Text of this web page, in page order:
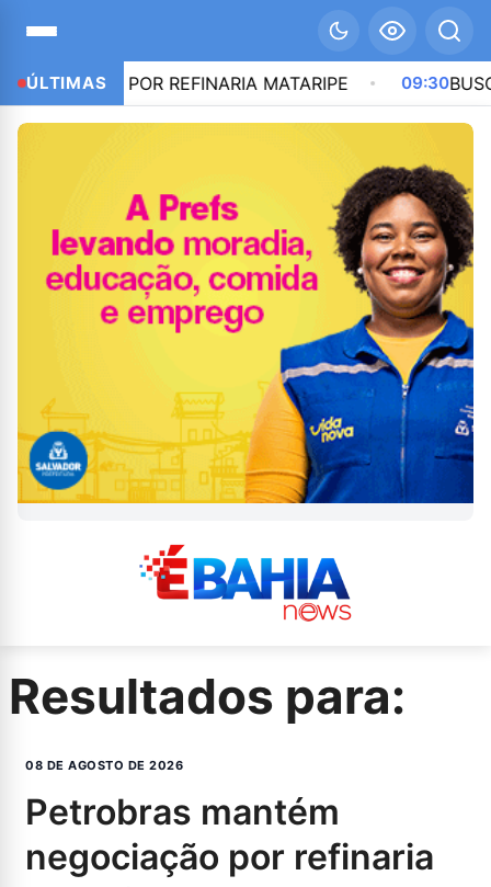
ÚLTIMASPOR REFINARIA MATARIPE 09:30
Resultados para:
08 DE AGOSTO DE 2026
petrobras mantém
negociação por refinaria